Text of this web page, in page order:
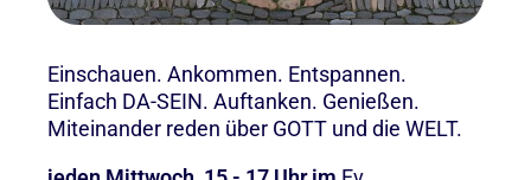
Einschauen. Ankommen. Entspannen.
Einfach DA-SEIN. Auftanken. Genießen.
Miteinander reden über GOTT und die WELT.